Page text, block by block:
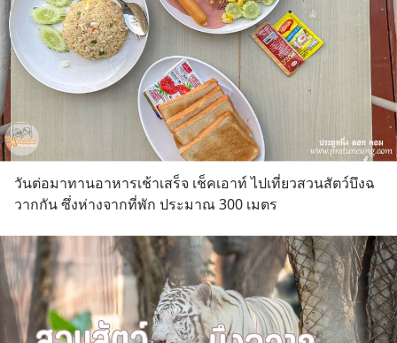
วันต่อมาทานอาหารเช้าเสร็จ เช็คเอาท์ ไปเที่ยวสวนสัตว์บึงฉ
วากกัน ซึ่งห่างจากที่พัก ประมาณ 300 เมตร